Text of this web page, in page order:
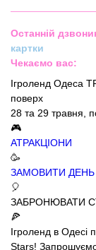
Останній
картки
Чекаємо вас:
Ігроленд Одеса
поверх
28 та 29 травня,
🎮
АТРАКЦІОНИ
🥳
ЗАМОВИТИ
🎈
ЗАБРОНЮВАТИ
🍕
Ігроленд в Одесі
Stars! Запрошуємо